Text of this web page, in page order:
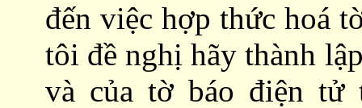
đến việc hợp thức hoá
tôi đề nghị hãy thành
và của tờ báo điện tử